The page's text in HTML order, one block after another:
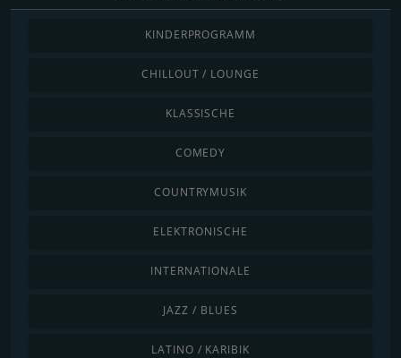
KINDERPROGRAMM
CHILLOUT / LOUNGE
KLASSISCHE
COMEDY
COUNTRYMUSIK
ELEKTRONISCHE
INTERNATIONALE
JAZZ / BLUES
LATINO / KARIBIK